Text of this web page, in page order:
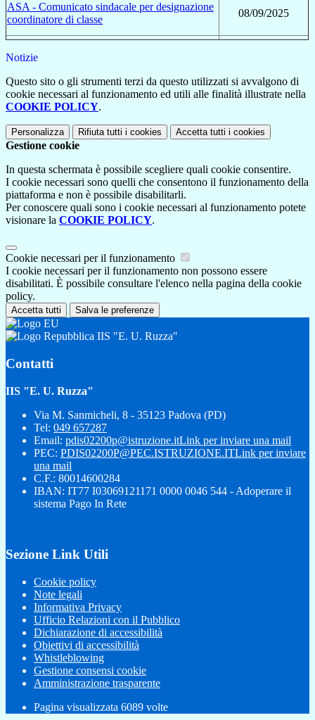
ASA - Comunicato sindacale per designazione
coordinatore di classe
08/09/2025
Notizie
Questo sito o gli strumenti terzi da questo utilizzati si avvalgono di
cookie necessari al funzionamento ed utili alle finalità illustrate nella
COOKIE POLICY.
Personalizza Rifiuta tutti i cookies Accetta tutti i cookies
Gestione cookie
In questa schermata è possibile scegliere quali cookie consentire.
I cookie necessari sono quelli che consentono il funzionamento della
piattaforma e non è possibile disabilitarli.
Per conoscere quali sono i cookie necessari al funzionamento potete
visionare la COOKIE POLICY.
Cookie necessari per il funzionamento
I cookie necessari per il funzionamento non possono essere
disabilitati. È possibile consultare l'elenco nella pagina della cookie
policy.
Accetta tutti Salva le preferenze
IIS "E. U. Ruzza"
Contatti
IIS "E. U. Ruzza"
Via M. Sanmicheli, 8 - 35123 Padova (PD)
Tel: 049 657287
Email: pdis02200p@istruzione.itLink per inviare una mail
PEC: PDIS02200P@PEC.ISTRUZIONE.ITLink per inviare
una mail
C.F.: 80014600284
IBAN: IT77 I03069121171 0000 0046 544 - Adoperare il
sistema Pago In Rete
Sezione Link Utili
Cookie policy
Note legali
Informativa Privacy
Ufficio Relazioni con il Pubblico
Dichiarazione di accessibilità
Obiettivi di accessibilità
Whistleblowing
Gestione consensi cookie
Amministrazione trasparente
Pagina visualizzata 6089 volte